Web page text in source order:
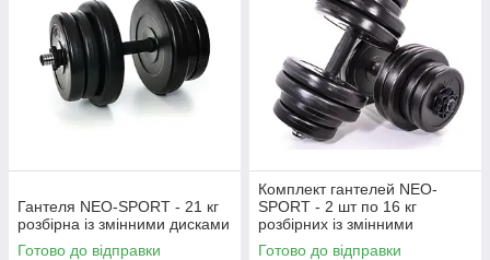
Гантеля NEO-SPORT - 21 кг
розбірна із змінними дисками
Готово до відправки
Комплект гантелей NEO-
SPORT - 2 шт по 16 кг
розбірних із змінними
дисками
Готово до відправки